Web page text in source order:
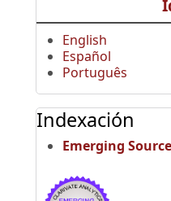
English
Español
Português
Indexación
Emerging